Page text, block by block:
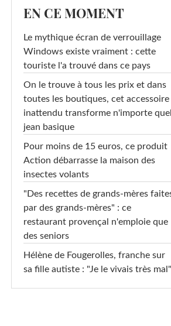
EN CE MOMENT
Le mythique écran de verrouillage
Windows existe vraiment : cette
touriste l'a trouvé dans ce pays
On le trouve à tous les prix et dans
toutes les boutiques, cet accessoire
inattendu transforme n'importe quel
jean basique
Pour moins de 15 euros, ce produit
Action débarrasse la maison des
insectes volants
"Des recettes de grands-mères
par des grands-mères" : ce
restaurant provençal n'emploie que
des seniors
Hélène de Fougerolles, franche sur
sa fille autiste : "Je le vivais très mal"